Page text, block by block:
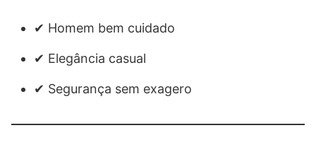
✔ Homem bem cuidado
✔ Elegância casual
✔ Segurança sem exagero